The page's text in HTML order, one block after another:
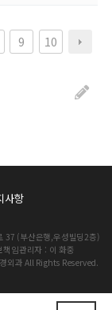
9 10
사항
37 (부산은행,우성빌딩2층)
책임관리자 : 이 화중
외과 All Rights Reserved.